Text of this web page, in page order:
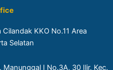
Cilandak KKO No.11 Area
Selatan
Manunggal I No.3A, 30 Ilir, Kec.